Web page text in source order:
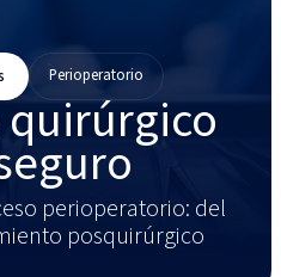
Perioperatorio
quirúrgico
perioperatorio: del
posquirúrgico